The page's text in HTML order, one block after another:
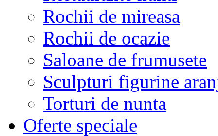
Rochii de mireasa
Rochii de ocazie
Saloane de frumusete
Sculpturi figurine
Torturi de nunta
Oferte speciale